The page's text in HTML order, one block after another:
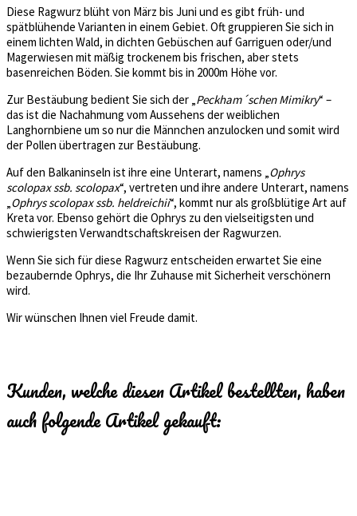
Diese Ragwurz blüht von März bis Juni und es gibt früh- und
spätblühende Varianten in einem Gebiet. Oft gruppieren Sie sich in
einem lichten Wald, in dichten Gebüschen auf Garriguen oder/und
Magerwiesen mit mäßig trockenem bis frischen, aber stets
basenreichen Böden. Sie kommt bis in 2000m Höhe vor.
Zur Bestäubung bedient Sie sich der „Peckham´schen Mimikry“ –
das ist die Nachahmung vom Aussehens der weiblichen
Langhornbiene um so nur die Männchen anzulocken und somit wird
der Pollen übertragen zur Bestäubung.
Auf den Balkaninseln ist ihre eine Unterart, namens „Ophrys
scolopax ssb. scolopax“, vertreten und ihre andere Unterart, namens
„Ophrys scolopax ssb. heldreichii“, kommt nur als großblütige Art auf
Kreta vor. Ebenso gehört die Ophrys zu den vielseitigsten und
schwierigsten Verwandtschaftskreisen der Ragwurzen.
Wenn Sie sich für diese Ragwurz entscheiden erwartet Sie eine
bezaubernde Ophrys, die Ihr Zuhause mit Sicherheit verschönern
wird.
Wir wünschen Ihnen viel Freude damit.
Kunden, welche diesen Artikel bestellten, haben
auch folgende Artikel gekauft: